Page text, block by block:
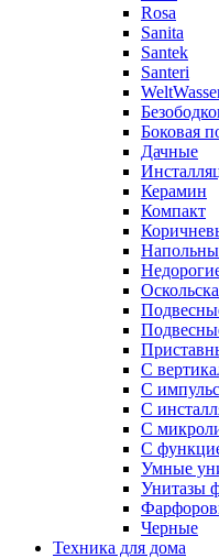
Rosa
Sanita
Santek
Santeri
Боковая
Дачные
Керамин
Компакт
С
С
С
С
С
Умные
Унитазы
Черные
Техника для дома